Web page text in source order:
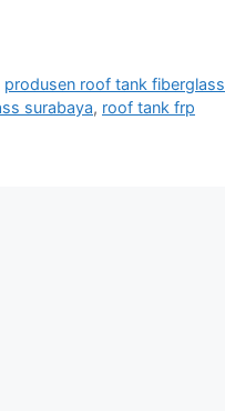
produsen roof tank fiberglass
surabaya, roof tank frp